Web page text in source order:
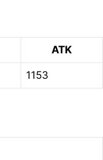
ATK
1153